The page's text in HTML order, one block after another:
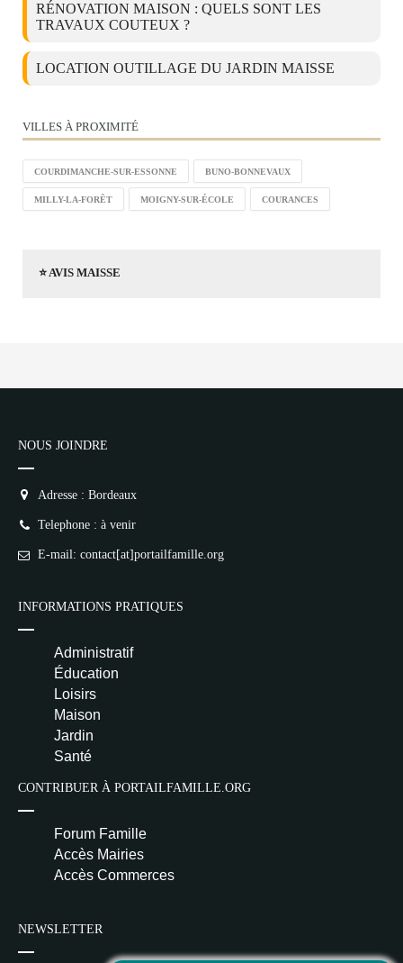
RÉNOVATION MAISON : QUELS SONT LES
TRAVAUX COUTEUX ?
LOCATION OUTILLAGE DU JARDIN MAISSE
VILLES À PROXIMITÉ
COURDIMANCHE-SUR-ESSONNE BUNO-BONNEVAUX
MILLY-LA-FORÊT MOIGNY-SUR-ÉCOLE COURANCES
⭐ AVIS MAISSE
NOUS JOINDRE
Adresse : Bordeaux
Telephone : à venir
E-mail: contact[at]portailfamille.org
INFORMATIONS PRATIQUES
Administratif
Éducation
Loisirs
Maison
Jardin
Santé
CONTRIBUER À PORTAILFAMILLE.ORG
Forum Famille
Accès Mairies
Accès Commerces
NEWSLETTER